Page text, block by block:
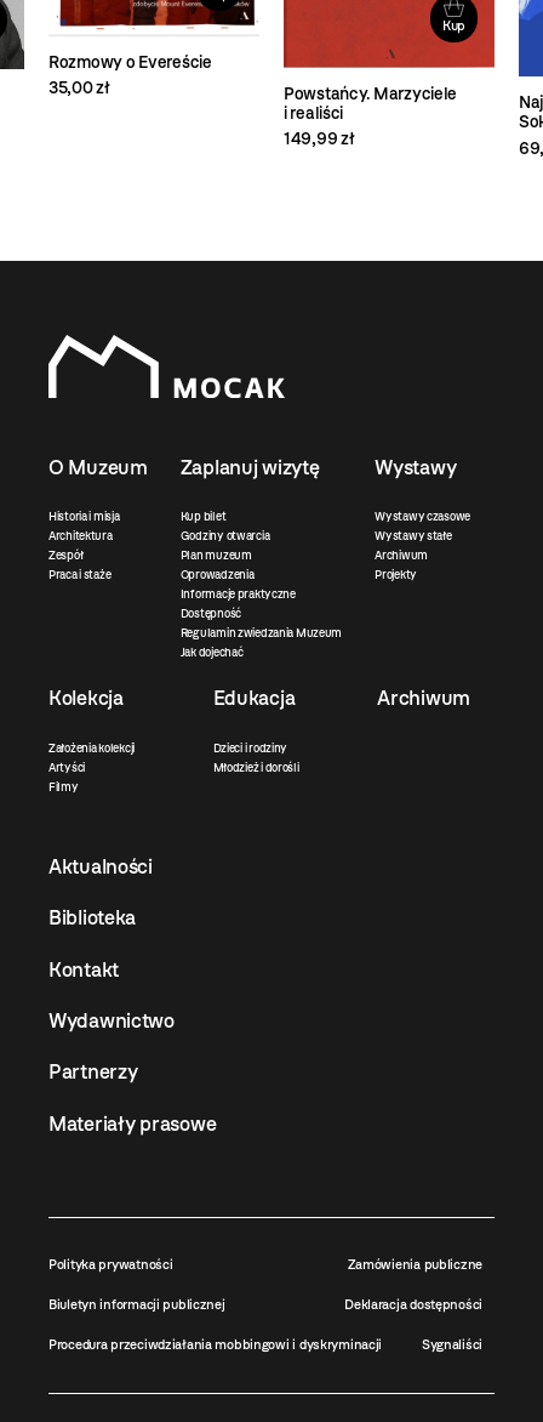
Rozmowy o Evereście
35,00 zł
Kup
Powstańcy. Marzyciele
i realiści
149,99 zł
O Muzeum
Historia i misja
Architektura
Zespół
Praca i staże
Zaplanuj wizytę
Kup bilet
Godziny otwarcia
Plan muzeum
Oprowadzenia
Informacje praktyczne
Dostępność
Regulamin zwiedzania Muzeum
Jak dojechać
Wystawy
Wystawy czasowe
Wystawy stałe
Archiwum
Projekty
Kolekcja
Założenia kolekcji
Artyści
Filmy
Edukacja
Dzieci i rodziny
Młodzież i dorośli
Archiwum
Aktualności
Biblioteka
Kontakt
Wydawnictwo
Partnerzy
Materiały prasowe
Polityka prywatności Zamówienia publiczne
Biuletyn informacji publicznej Deklaracja dostępności
Procedura przeciwdziałania mobbingowi i dyskryminacji Sygnaliści